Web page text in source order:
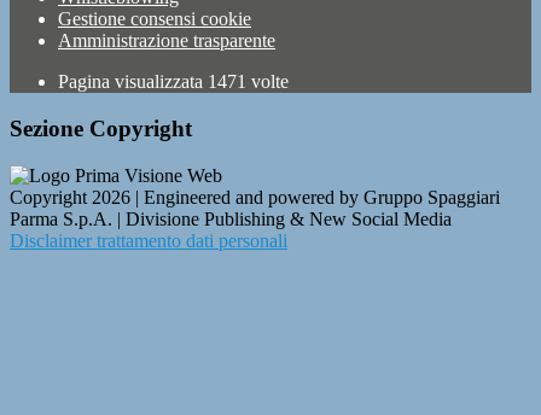
Gestione consensi cookie
Amministrazione trasparente
Pagina visualizzata 1471 volte
Sezione Copyright
Copyright 2026 | Engineered and powered by Gruppo Spaggiari
Parma S.p.A. | Divisione Publishing & New Social Media
Disclaimer trattamento dati personali